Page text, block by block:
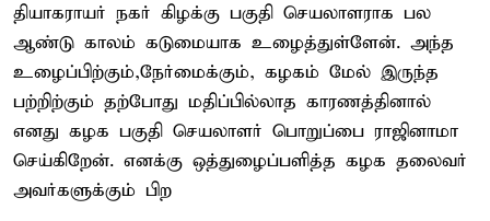
தியாகராயர் நகர் கிழக்கு பகுதி செயலாளராக பல
ஆண்டு காலம் கடுமையாக உழைத்துள்ளேன். அந்த
உழைப்பிற்கும்,நேர்மைக்கும், கழகம் மேல் இருந்த
பற்றிற்கும் தற்போது மதிப்பில்லாத காரணத்தினால்
எனது கழக பகுதி செயலாளர் பொறுப்பை ராஜினாமா
செய்கிறேன். எனக்கு ஒத்துழைப்பளித்த கழக தலைவர்
அவர்களுக்கும் பிற